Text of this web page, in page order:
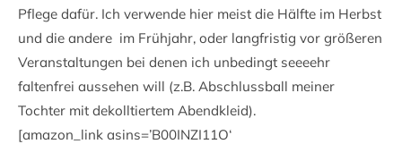
Pflege dafür. Ich verwende hier meist die Hälfte im Herbst
und die andere im Frühjahr, oder langfristig vor größeren
Veranstaltungen bei denen ich unbedingt seeeehr
faltenfrei aussehen will (z.B. Abschlussball meiner
Tochter mit dekolltiertem Abendkleid).
[amazon_link asins=’B00INZI11O‘